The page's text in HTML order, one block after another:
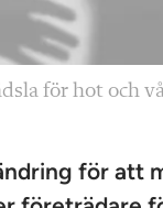
för hot och
för att